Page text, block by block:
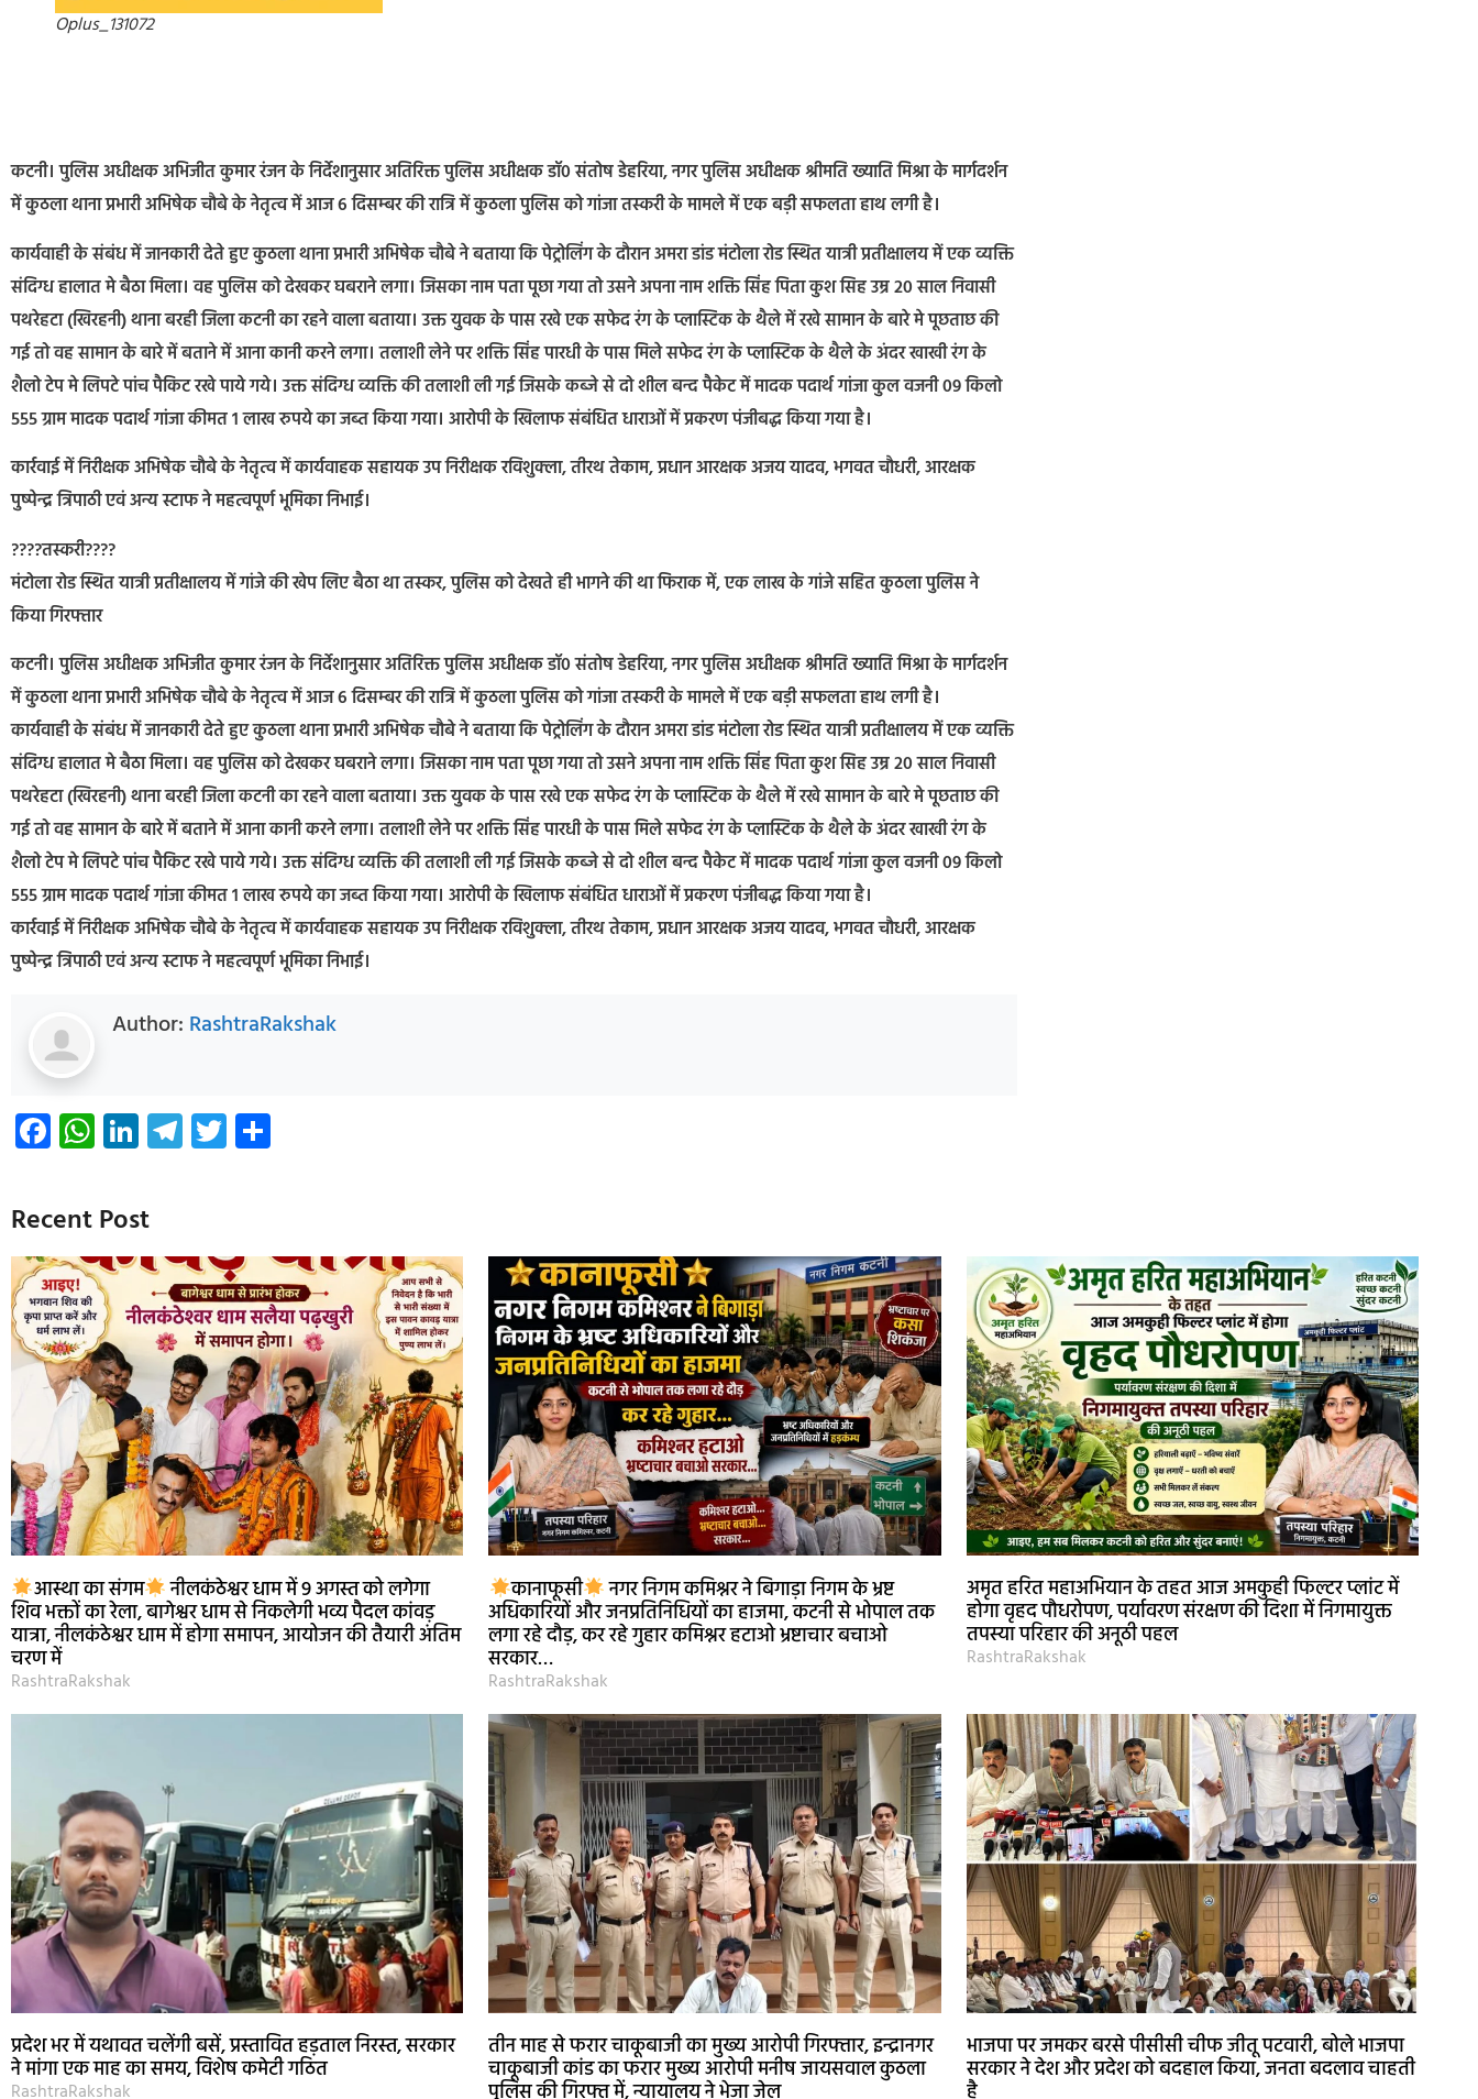
Oplus_131072
कटनी। पुलिस अधीक्षक अभिजीत कुमार रंजन के निर्देशानुसार अतिरिक्त पुलिस अधीक्षक डॉ0 संतोष डेहरिया, नगर पुलिस अधीक्षक श्रीमति ख्याति मिश्रा के मार्गदर्शन
में कुठला थाना प्रभारी अभिषेक चौबे के नेतृत्व में आज 6 दिसम्बर की रात्रि में कुठला पुलिस को गांजा तस्करी के मामले में एक बड़ी सफलता हाथ लगी है।
कार्यवाही के संबंध में जानकारी देते हुए कुठला थाना प्रभारी अभिषेक चौबे ने बताया कि पेट्रोलिंग के दौरान अमरा डांड मंटोला रोड स्थित यात्री प्रतीक्षालय में एक व्यक्ति
संदिग्ध हालात मे बैठा मिला। वह पुलिस को देखकर घबराने लगा। जिसका नाम पता पूछा गया तो उसने अपना नाम शक्ति सिंह पिता कुश सिह उम्र 20 साल निवासी
पथरेहटा (खिरहनी) थाना बरही जिला कटनी का रहने वाला बताया। उक्त युवक के पास रखे एक सफेद रंग के प्लास्टिक के थैले में रखे सामान के बारे मे पूछताछ की
गई तो वह सामान के बारे में बताने में आना कानी करने लगा। तलाशी लेने पर शक्ति सिंह पारधी के पास मिले सफेद रंग के प्लास्टिक के थैले के अंदर खाखी रंग के
शैलो टेप मे लिपटे पांच पैकिट रखे पाये गये। उक्त संदिग्ध व्यक्ति की तलाशी ली गई जिसके कब्जे से दो शील बन्द पैकेट में मादक पदार्थ गांजा कुल वजनी 09 किलो
555 ग्राम मादक पदार्थ गांजा कीमत 1 लाख रुपये का जब्त किया गया। आरोपी के खिलाफ संबंधित धाराओं में प्रकरण पंजीबद्ध किया गया है।
कार्रवाई में निरीक्षक अभिषेक चौबे के नेतृत्व में कार्यवाहक सहायक उप निरीक्षक रविशुक्ला, तीरथ तेकाम, प्रधान आरक्षक अजय यादव, भगवत चौधरी, आरक्षक
पुष्पेन्द्र त्रिपाठी एवं अन्य स्टाफ ने महत्वपूर्ण भूमिका निभाई।
????तस्करी????
मंटोला रोड स्थित यात्री प्रतीक्षालय में गांजे की खेप लिए बैठा था तस्कर, पुलिस को देखते ही भागने की था फिराक में, एक लाख के गांजे सहित कुठला पुलिस ने
किया गिरफ्तार
कटनी। पुलिस अधीक्षक अभिजीत कुमार रंजन के निर्देशानुसार अतिरिक्त पुलिस अधीक्षक डॉ0 संतोष डेहरिया, नगर पुलिस अधीक्षक श्रीमति ख्याति मिश्रा के मार्गदर्शन
में कुठला थाना प्रभारी अभिषेक चौबे के नेतृत्व में आज 6 दिसम्बर की रात्रि में कुठला पुलिस को गांजा तस्करी के मामले में एक बड़ी सफलता हाथ लगी है।
कार्यवाही के संबंध में जानकारी देते हुए कुठला थाना प्रभारी अभिषेक चौबे ने बताया कि पेट्रोलिंग के दौरान अमरा डांड मंटोला रोड स्थित यात्री प्रतीक्षालय में एक व्यक्ति
संदिग्ध हालात मे बैठा मिला। वह पुलिस को देखकर घबराने लगा। जिसका नाम पता पूछा गया तो उसने अपना नाम शक्ति सिंह पिता कुश सिह उम्र 20 साल निवासी
पथरेहटा (खिरहनी) थाना बरही जिला कटनी का रहने वाला बताया। उक्त युवक के पास रखे एक सफेद रंग के प्लास्टिक के थैले में रखे सामान के बारे मे पूछताछ की
गई तो वह सामान के बारे में बताने में आना कानी करने लगा। तलाशी लेने पर शक्ति सिंह पारधी के पास मिले सफेद रंग के प्लास्टिक के थैले के अंदर खाखी रंग के
शैलो टेप मे लिपटे पांच पैकिट रखे पाये गये। उक्त संदिग्ध व्यक्ति की तलाशी ली गई जिसके कब्जे से दो शील बन्द पैकेट में मादक पदार्थ गांजा कुल वजनी 09 किलो
555 ग्राम मादक पदार्थ गांजा कीमत 1 लाख रुपये का जब्त किया गया। आरोपी के खिलाफ संबंधित धाराओं में प्रकरण पंजीबद्ध किया गया है।
कार्रवाई में निरीक्षक अभिषेक चौबे के नेतृत्व में कार्यवाहक सहायक उप निरीक्षक रविशुक्ला, तीरथ तेकाम, प्रधान आरक्षक अजय यादव, भगवत चौधरी, आरक्षक
पुष्पेन्द्र त्रिपाठी एवं अन्य स्टाफ ने महत्वपूर्ण भूमिका निभाई।
Author: RashtraRakshak
Facebook
WhatsApp
LinkedIn
Telegram
Twitter
Recent Post
आस्था का संगम नीलकंठेश्वर धाम में 9 अगस्त को लगेगा
शिव भक्तों का रेला, बागेश्वर धाम से निकलेगी भव्य पैदल कांवड़
यात्रा, नीलकंठेश्वर धाम में होगा समापन, आयोजन की तैयारी अंतिम
चरण में
RashtraRakshak
कानाफूसी नगर निगम कमिश्नर ने बिगाड़ा निगम के भ्रष्ट
अधिकारियों और जनप्रतिनिधियों का हाजमा, कटनी से भोपाल तक
लगा रहे दौड़, कर रहे गुहार कमिश्नर हटाओ भ्रष्टाचार बचाओ
सरकार…
RashtraRakshak
अमृत हरित महाअभियान के तहत आज अमकुही फिल्टर प्लांट में
होगा वृहद पौधरोपण, पर्यावरण संरक्षण की दिशा में निगमायुक्त
तपस्या परिहार की अनूठी पहल
RashtraRakshak
प्रदेश भर में यथावत चलेंगी बसें, प्रस्तावित हड़ताल निरस्त, सरकार
ने मांगा एक माह का समय, विशेष कमेटी गठित
RashtraRakshak
तीन माह से फरार चाकूबाजी का मुख्य आरोपी गिरफ्तार, इन्द्रानगर
चाकूबाजी कांड का फरार मुख्य आरोपी मनीष जायसवाल कुठला
पुलिस की गिरफ्त में, न्यायालय ने भेजा जेल
भाजपा पर जमकर बरसे पीसीसी चीफ जीतू पटवारी, बोले भाजपा
सरकार ने देश और प्रदेश को बदहाल किया, जनता बदलाव चाहती
है